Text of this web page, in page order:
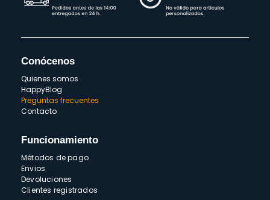
Conócenos
Quienes somos
HappyBlog
Preguntas frecuentes
Contacto
Funcionamiento
Métodos de pago
Envios
Devoluciones
Clientes registrados